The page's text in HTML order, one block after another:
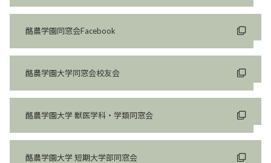
酪農学園同窓会Facebook
酪農学園大学同窓会校友会
酪農学園⼤学 獣医学科・学類同窓会
酪農学園⼤学 短期⼤学部同窓会